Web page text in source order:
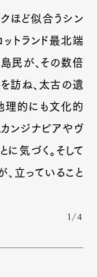
クほど似合うシン
ットランド最北端
民が、その数倍
訪ね、太古の遺
理的にも文化的
ンジナビアやヴ
気づく。そして
立っていること
1/4